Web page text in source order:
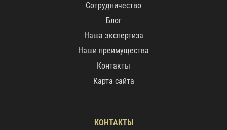
Сотрудничество
Блог
Наша экспертиза
Наши преимущества
Контакты
Карта сайта
КОНТАКТЫ